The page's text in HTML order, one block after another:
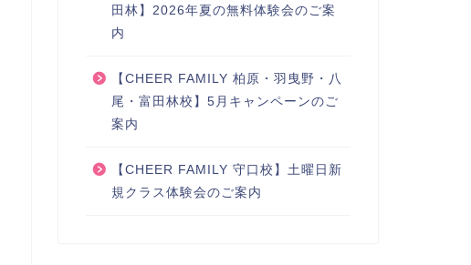
田林】2026年夏の無料体験会のご案
内
【CHEER FAMILY 柏原・羽曳野・八
尾・富田林校】5月キャンペーンのご
案内
【CHEER FAMILY 守口校】土曜日新
規クラス体験会のご案内